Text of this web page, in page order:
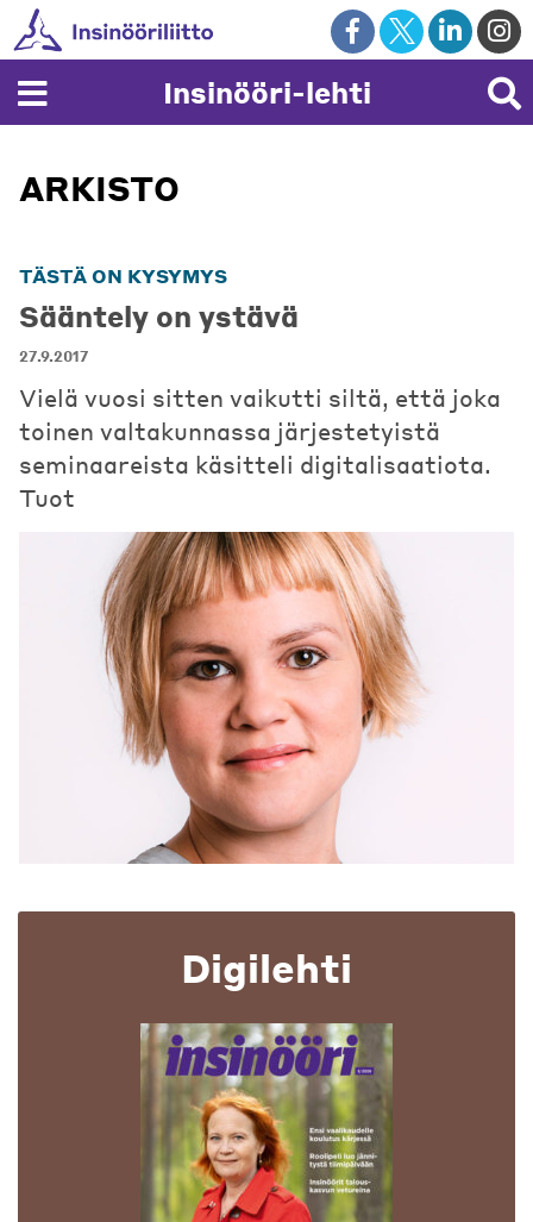
Skip
to
content
Insinööri-lehti
ARKISTO
TÄSTÄ ON KYSYMYS
Sääntely on ystävä
27.9.2017
Vielä vuosi sitten vaikutti siltä, että joka
toinen valtakunnassa järjestetyistä
seminaareista käsitteli digitalisaatiota.
Tuot
Digilehti